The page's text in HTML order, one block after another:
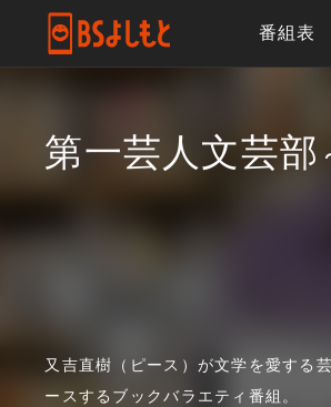
番組表
第一芸人文芸部
又吉直樹（ピース）が文学を愛する
ースするブックバラエティ番組。